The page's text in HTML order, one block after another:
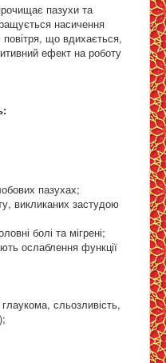
пазухи та
насичення
що вдихається,
ефект на роботу
пазухах;
викликаних застудою
болі та мігрені;
ослаблення функції
сльозливість,